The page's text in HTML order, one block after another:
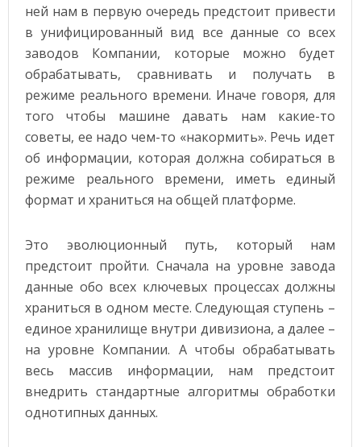
ней нам в первую очередь предстоит привести
в унифицированный вид все данные со всех
заводов Компании, которые можно будет
обрабатывать, сравнивать и получать в
режиме реального времени. Иначе говоря, для
того чтобы машине давать нам какие-то
советы, ее надо чем-то «накормить». Речь идет
об информации, которая должна собираться в
режиме реального времени, иметь единый
формат и храниться на общей платформе.
Это эволюционный путь, который нам
предстоит пройти. Сначала на уровне завода
данные обо всех ключевых процессах должны
храниться в одном месте. Следующая ступень –
единое хранилище внутри дивизиона, а далее –
на уровне Компании. А чтобы обрабатывать
весь массив информации, нам предстоит
внедрить стандартные алгоритмы обработки
однотипных данных.